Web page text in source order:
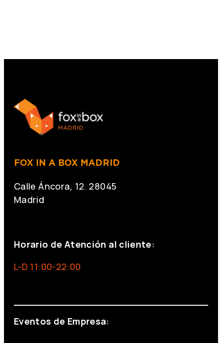
FOX IN A BOX MADRID
Calle Áncora, 12. 28045
Madrid
Horario de Atención al cliente:
L-D 11:00-22:00
Eventos de Empresa: